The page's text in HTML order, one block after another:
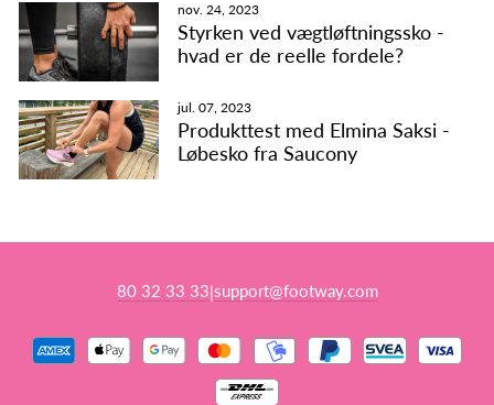
nov. 24, 2023
Styrken ved vægtløftningssko -
hvad er de reelle fordele?
jul. 07, 2023
Produkttest med Elmina Saksi -
Løbesko fra Saucony
80 32 33 33|support@footway.com